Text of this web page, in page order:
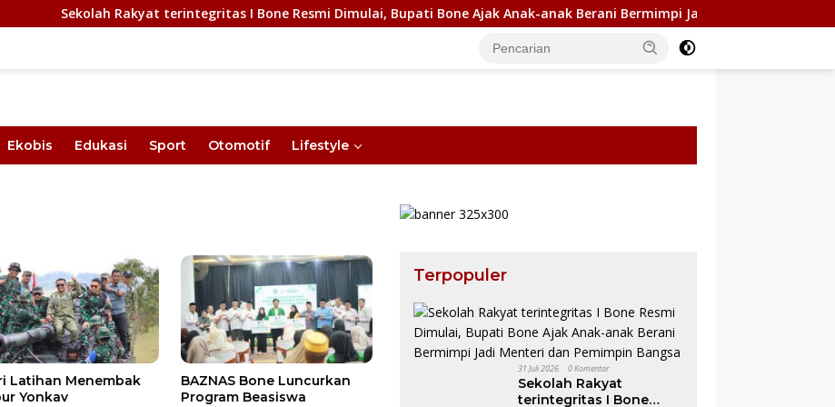
Sekolah Rakyat terintegritas I Bone Resmi Dimulai, Bupati Bone Ajak Anak-anak Berani Bermimpi Jadi Menteri dan Pemimpin
Ekobis Edukasi Sport Otomotif Lifestyle
BAZNAS Bone Luncurkan
Program Beasiswa
Bupati AAS Targetkan
Lahirnya Atlet Voli
Komitmen BerAMAL untuk
Infrastruktur Lebih Baik,
Terpopuler
31 Juli 2026 0 Komentar
Sekolah Rakyat
terintegritas I Bone